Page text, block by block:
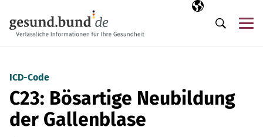
Ausgewählte
DE
Suche
ICD-Code
C23: Bösartige Neubildung
der Gallenblase